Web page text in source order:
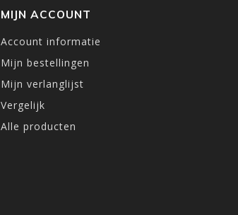
MIJN ACCOUNT
Account informatie
Mijn bestellingen
Mijn verlanglijst
Vergelijk
Alle producten